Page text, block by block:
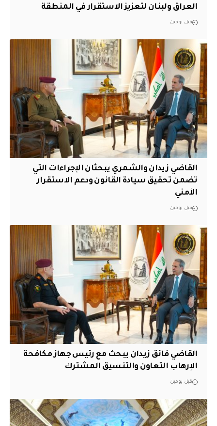
العراق ولبنان لتعزيز الاستقرار في المنطقة
قبل يومين
القاضي زيدان والشمري يبحثان الإجراءات التي
تضمن تحقيق سيادة القانون ودعم الاستقرار
الأمني
قبل يومين
القاضي فائق زيدان يبحث مع رئيس جهاز مكافحة
الإرهاب التعاون والتنسيق المشترك
قبل يومين